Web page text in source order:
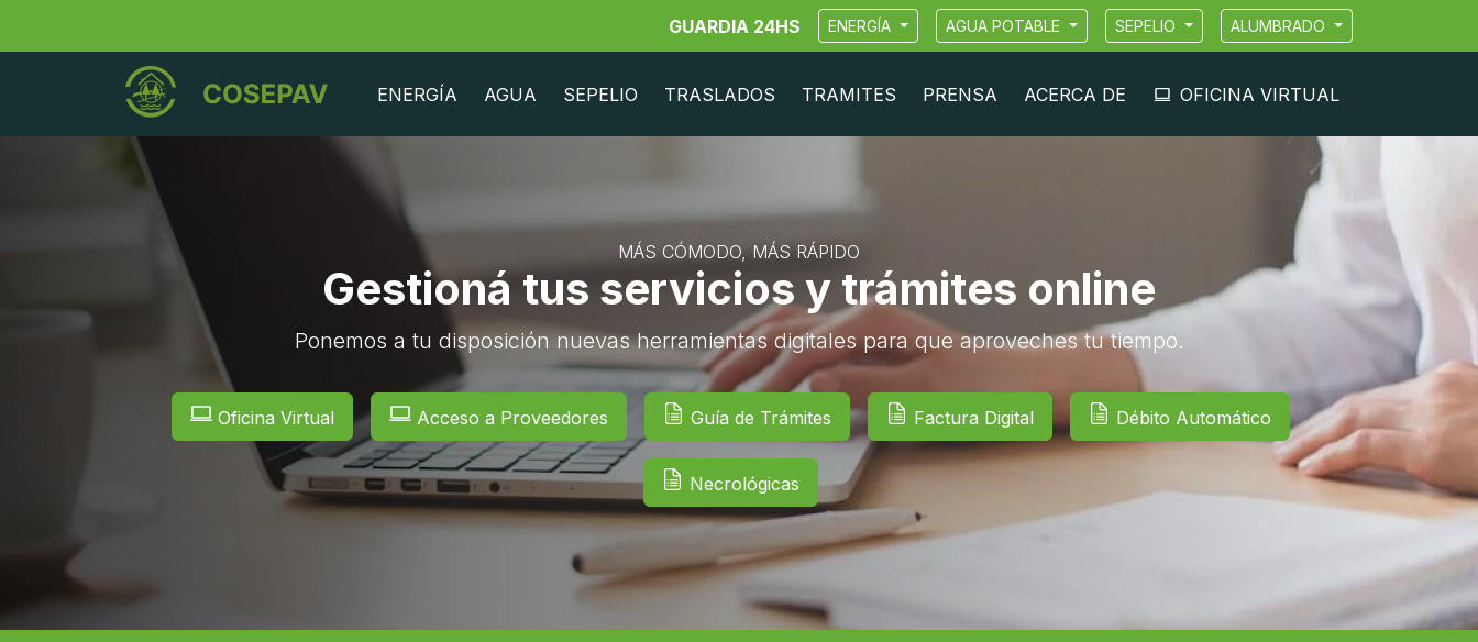
GUARDIA 24HS ENERGÍA AGUA POTABLE SEPELIO ALUMBRADO
ENERGÍA AGUA SEPELIO TRASLADOS TRAMITES PRENSA ACERCA DE OFICINA VIRTUAL
MÁS CÓMODO, MÁS RÁPIDO
Gestioná tus servicios y trámites online
Ponemos a tu disposición nuevas herramientas digitales para que aproveches tu tiempo.
Oficina Virtual Acceso a Proveedores Guía de Trámites Factura Digital Débito Automático
Necrológicas